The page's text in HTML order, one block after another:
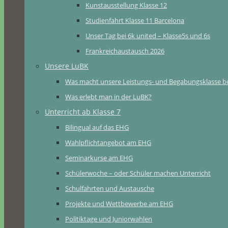
Kunstausstellung Klasse 12
Studienfahrt Klasse 11 Barcelona
Unser Tag bei 6k united – Klasse5s und 6s
Frankreichaustausch 2026
Unsere LuBK
Was macht unsere Leistungs- und Begabungsklasse
Was erlebt man in der LuBK?
Unterricht ab Klasse 7
Bilingual auf das EHG
Wahlpflichtangebot am EHG
Seminarkurse am EHG
Schülerwoche – oder Schüler machen Unterricht
Schulfahrten und Austausche
Projekte und Wettbewerbe am EHG
Politiktage und Juniorwahlen